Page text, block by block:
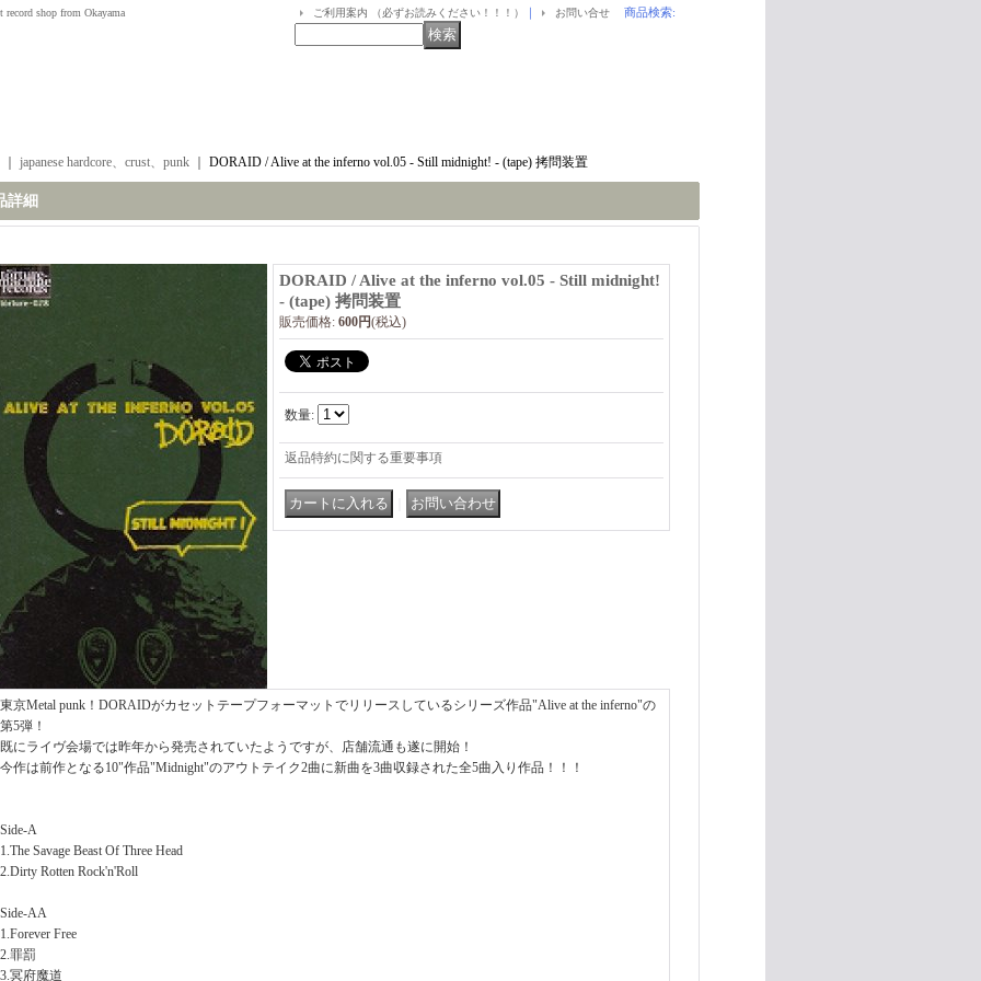
record shop from Okayama ご利用案内 （必ずお読みください！！！） ｜ お問い合せ 商品検索:
japanese hardcore、crust、punk DORAID / Alive at the inferno vol.05 - Still midnight! - (tape) 拷問装置
詳細
DORAID / Alive at the inferno vol.05 - Still midnight!
- (tape) 拷問装置
販売価格: 600円(税込)
数量:
返品特約に関する重要事項
東京Metal punk！DORAIDがカセットテープフォーマットでリリースしているシリーズ作品"Alive at the inferno"の
第5弾！
既にライヴ会場では昨年から発売されていたようですが、店舗流通も遂に開始！
今作は前作となる10"作品"Midnight"のアウトテイク2曲に新曲を3曲収録された全5曲入り作品！！！
Side-A
1.The Savage Beast Of Three Head
2.Dirty Rotten Rock'n'Roll
Side-AA
1.Forever Free
2.罪罰
3.冥府魔道